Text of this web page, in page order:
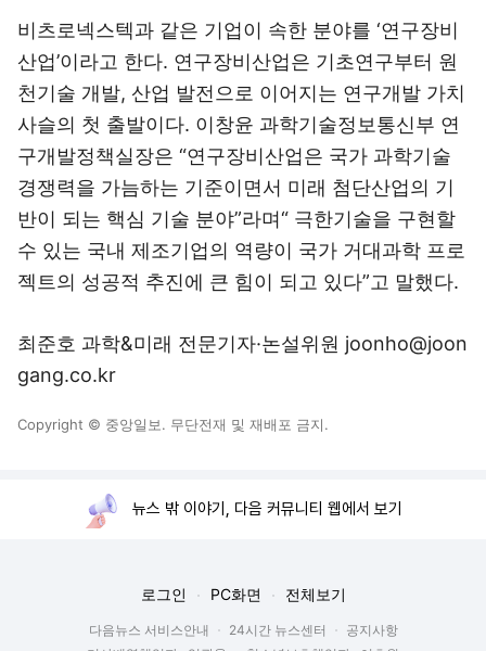
비츠로넥스텍과 같은 기업이 속한 분야를 ‘연구장비
산업’이라고 한다. 연구장비산업은 기초연구부터 원
천기술 개발, 산업 발전으로 이어지는 연구개발 가치
사슬의 첫 출발이다. 이창윤 과학기술정보통신부 연
구개발정책실장은 “연구장비산업은 국가 과학기술
경쟁력을 가늠하는 기준이면서 미래 첨단산업의 기
반이 되는 핵심 기술 분야”라며“ 극한기술을 구현할
수 있는 국내 제조기업의 역량이 국가 거대과학 프로
젝트의 성공적 추진에 큰 힘이 되고 있다”고 말했다.
최준호 과학&미래 전문기자·논설위원 joonho@joon
gang.co.kr
Copyright © 중앙일보. 무단전재 및 재배포 금지.
뉴스 밖 이야기, 다음 커뮤니티 웹에서 보기
로그인 PC화면 전체보기
다음뉴스 서비스안내 24시간 뉴스센터
공지사항